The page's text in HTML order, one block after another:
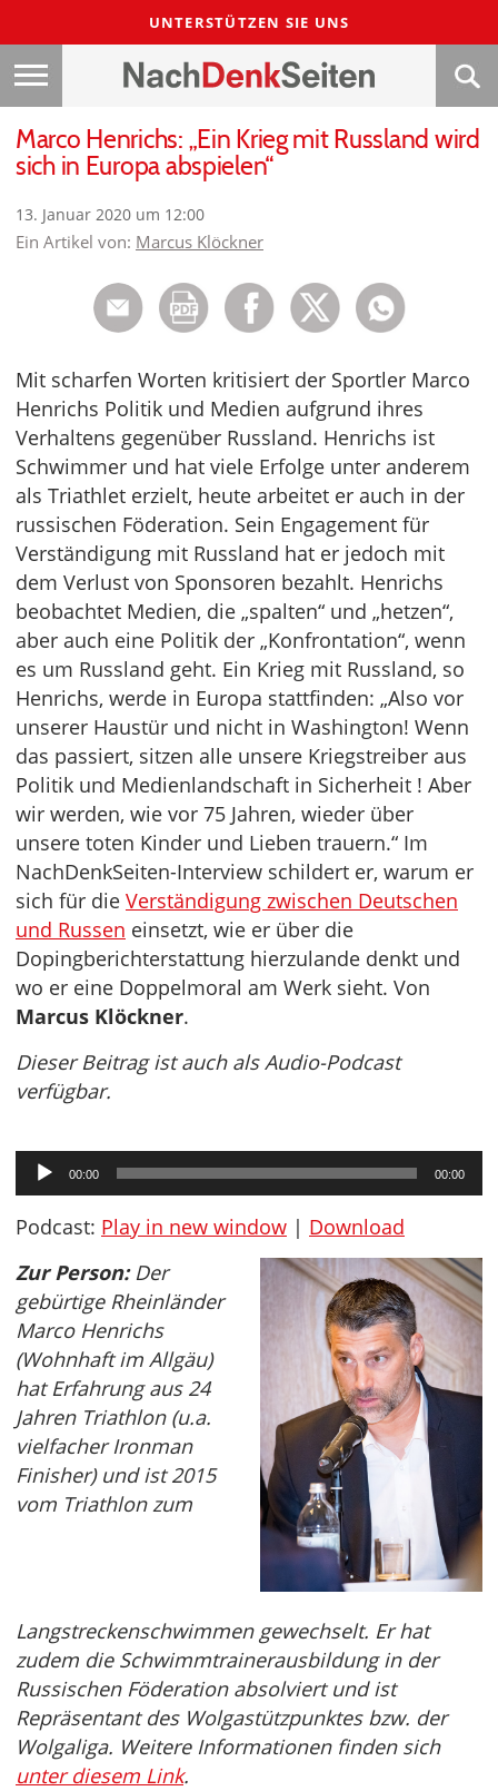
UNTERSTÜTZEN SIE UNS
Marco Henrichs: „Ein Krieg mit Russland wird
sich in Europa abspielen“
13. Januar 2020 um 12:00
Ein Artikel von: Marcus Klöckner
Mit scharfen Worten kritisiert der Sportler Marco
Henrichs Politik und Medien aufgrund ihres
Verhaltens gegenüber Russland. Henrichs ist
Schwimmer und hat viele Erfolge unter anderem
als Triathlet erzielt, heute arbeitet er auch in der
russischen Föderation. Sein Engagement für
Verständigung mit Russland hat er jedoch mit
dem Verlust von Sponsoren bezahlt. Henrichs
beobachtet Medien, die „spalten“ und „hetzen“,
aber auch eine Politik der „Konfrontation“, wenn
es um Russland geht. Ein Krieg mit Russland, so
Henrichs, werde in Europa stattfinden: „Also vor
unserer Haustür und nicht in Washington! Wenn
das passiert, sitzen alle unsere Kriegstreiber aus
Politik und Medienlandschaft in Sicherheit ! Aber
wir werden, wie vor 75 Jahren, wieder über
unsere toten Kinder und Lieben trauern.“ Im
NachDenkSeiten-Interview schildert er, warum er
sich für die Verständigung zwischen Deutschen
und Russen einsetzt, wie er über die
Dopingberichterstattung hierzulande denkt und
wo er eine Doppelmoral am Werk sieht. Von
Marcus Klöckner.
Dieser Beitrag ist auch als Audio-Podcast
verfügbar.
Audio-
Player
00:00 00:00
Podcast: Play in new window | Download
Zur Person:Der
gebürtige Rheinländer
Marco Henrichs
(Wohnhaft im Allgäu)
hat Erfahrung aus 24
Jahren Triathlon (u.a.
vielfacher Ironman
Finisher) und ist 2015
vom Triathlon zum
Langstreckenschwimmen gewechselt. Er hat
zudem die Schwimmtrainerausbildung in der
Russischen Föderation absolviert und ist
Repräsentant des Wolgastützpunktes bzw. der
Wolgaliga. Weitere Informationen finden sich
unter diesem Link.